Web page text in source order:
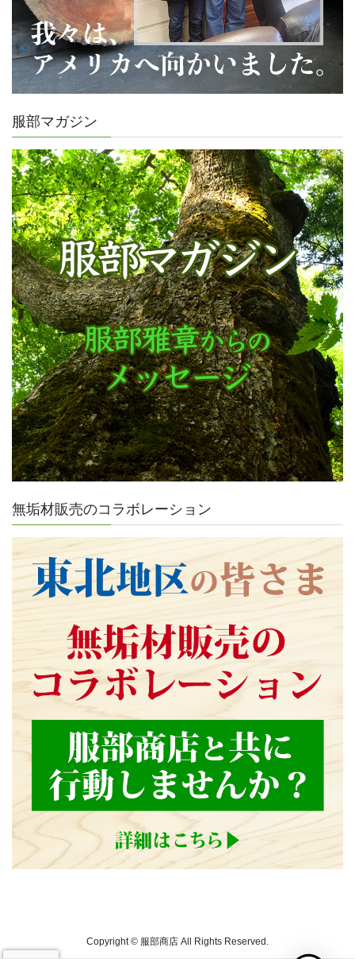
服部マガジン
無垢材販売のコラボレーション
Copyright © 服部商店 All Rights Reserved.